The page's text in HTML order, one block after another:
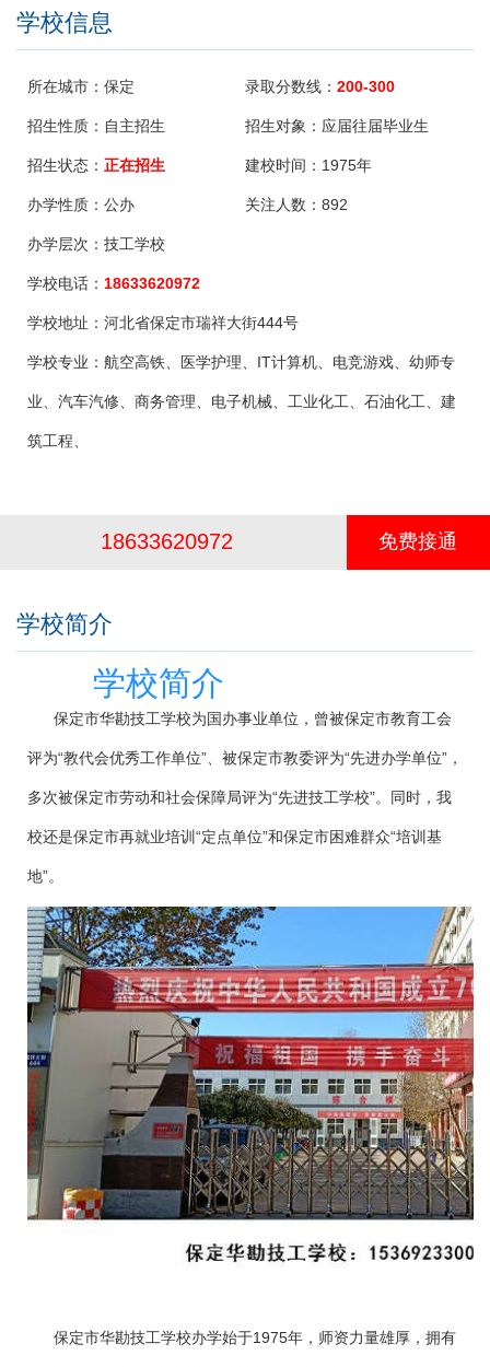
学校信息
所在城市： 保定 录取分数线： 200-300
招生性质： 自主招生 招生对象： 应届往届毕业生
招生状态： 正在招生 建校时间： 1975年
办学性质： 公办 关注人数： 892
办学层次： 技工学校
学校电话： 18633620972
学校地址： 河北省保定市瑞祥大街444号
学校专业： 航空高铁、医学护理、IT计算机、电竞游戏、幼师专
业、汽车汽修、商务管理、电子机械、工业化工、石油化工、建
筑工程、
18633620972 免费接通
学校简介
学校简介
保定市华勘技工学校为国办事业单位，曾被保定市教育工会
评为“教代会优秀工作单位”、被保定市教委评为“先进办学单位”，
多次被保定市劳动和社会保障局评为“先进技工学校”。同时，我
校还是保定市再就业培训“定点单位”和保定市困难群众“培训基
地”。
保定市华勘技工学校办学始于1975年，师资力量雄厚，拥有